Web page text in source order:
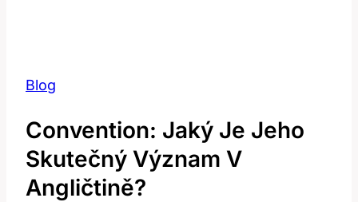
Blog
Convention: Jaký Je Jeho
Skutečný Význam V
Angličtině?